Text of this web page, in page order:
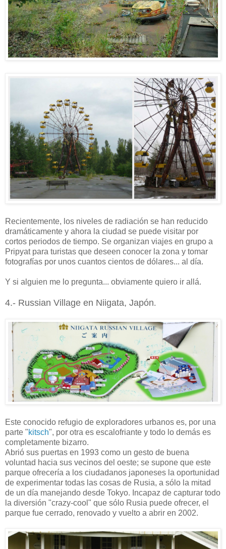
Recientemente, los niveles de radiación se han reducido
dramáticamente y ahora la ciudad se puede visitar por
cortos periodos de tiempo. Se organizan viajes en grupo a
Pripyat para turistas que deseen conocer la zona y tomar
fotografías por unos cuantos cientos de dólares... al día.
Y si alguien me lo pregunta... obviamente quiero ir allá.
4.- Russian Village en Niigata, Japón.
Este conocido refugio de exploradores urbanos es, por una
parte "kitsch", por otra es escalofriante y todo lo demás es
completamente bizarro.
Abrió sus puertas en 1993 como un gesto de buena
voluntad hacia sus vecinos del oeste; se supone que este
parque ofrecería a los ciudadanos japoneses la oportunidad
de experimentar todas las cosas de Rusia, a sólo la mitad
de un día manejando desde Tokyo. Incapaz de capturar todo
la diversión "crazy-cool" que sólo Rusia puede ofrecer, el
parque fue cerrado, renovado y vuelto a abrir en 2002.